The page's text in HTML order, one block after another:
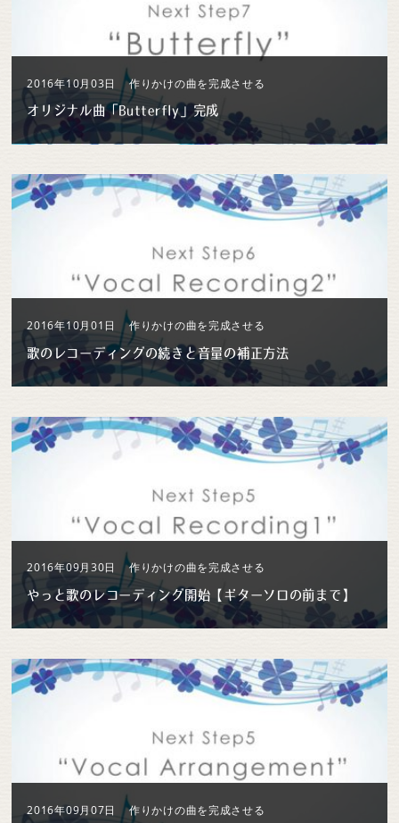
2016年10月03日 作りかけの曲を完成させる
オリジナル曲「Butterfly」完成
2016年10月01日 作りかけの曲を完成させる
歌のレコーディングの続きと音量の補正方法
2016年09月30日 作りかけの曲を完成させる
やっと歌のレコーディング開始【ギターソロの前まで】
2016年09月07日 作りかけの曲を完成させる